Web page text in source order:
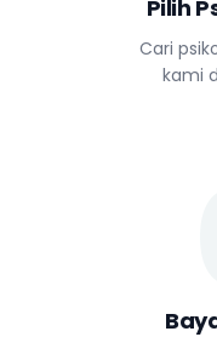
Pilih
Cari
kami